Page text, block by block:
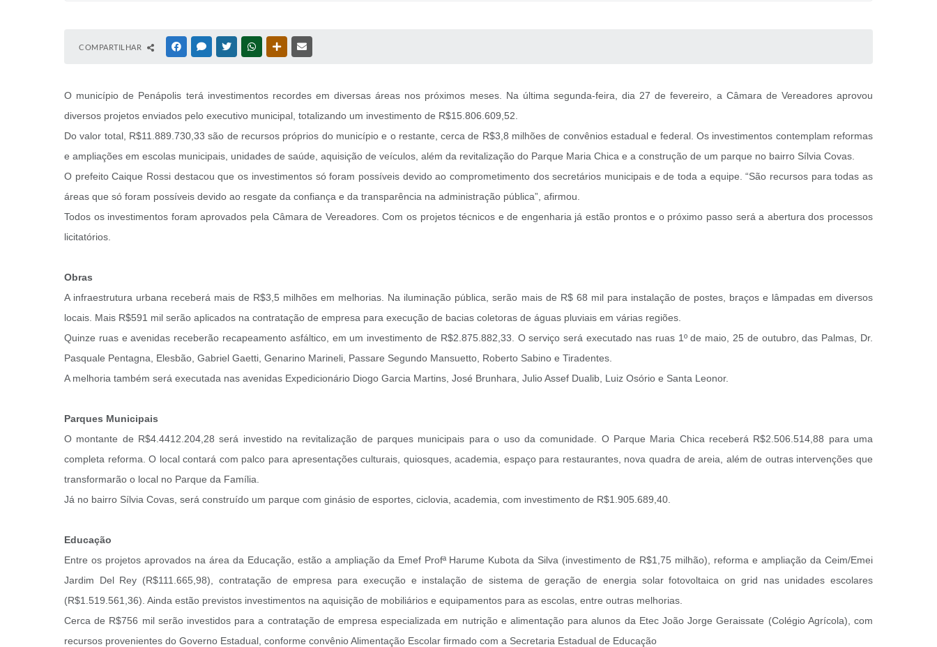
COMPARTILHAR FACEBOOKMESSENGER
TWITTERWHATSAPPOUTRAS MÍDIAS
O município de Penápolis terá investimentos recordes em diversas áreas nos próximos meses. Na última segunda-feira, dia 27 de fevereiro, a Câmara de Vereadores aprovou
diversos projetos enviados pelo executivo municipal, totalizando um investimento de R$15.806.609,52.
Do valor total, R$11.889.730,33 são de recursos próprios do município e o restante, cerca de R$3,8 milhões de convênios estadual e federal. Os investimentos contemplam reformas
e ampliações em escolas municipais, unidades de saúde, aquisição de veículos, além da revitalização do Parque Maria Chica e a construção de um parque no bairro Sílvia Covas.
O prefeito Caique Rossi destacou que os investimentos só foram possíveis devido ao comprometimento dos secretários municipais e de toda a equipe. “São recursos para todas as
áreas que só foram possíveis devido ao resgate da confiança e da transparência na administração pública”, afirmou.
Todos os investimentos foram aprovados pela Câmara de Vereadores. Com os projetos técnicos e de engenharia já estão prontos e o próximo passo será a abertura dos processos
licitatórios.
Obras
A infraestrutura urbana receberá mais de R$3,5 milhões em melhorias. Na iluminação pública, serão mais de R$ 68 mil para instalação de postes, braços e lâmpadas em diversos
locais. Mais R$591 mil serão aplicados na contratação de empresa para execução de bacias coletoras de águas pluviais em várias regiões.
Quinze ruas e avenidas receberão recapeamento asfáltico, em um investimento de R$2.875.882,33. O serviço será executado nas ruas 1º de maio, 25 de outubro, das Palmas, Dr.
Pasquale Pentagna, Elesbão, Gabriel Gaetti, Genarino Marineli, Passare Segundo Mansuetto, Roberto Sabino e Tiradentes.
A melhoria também será executada nas avenidas Expedicionário Diogo Garcia Martins, José Brunhara, Julio Assef Dualib, Luiz Osório e Santa Leonor.
Parques Municipais
O montante de R$4.4412.204,28 será investido na revitalização de parques municipais para o uso da comunidade. O Parque Maria Chica receberá R$2.506.514,88 para uma
completa reforma. O local contará com palco para apresentações culturais, quiosques, academia, espaço para restaurantes, nova quadra de areia, além de outras intervenções que
transformarão o local no Parque da Família.
Já no bairro Sílvia Covas, será construído um parque com ginásio de esportes, ciclovia, academia, com investimento de R$1.905.689,40.
Educação
Entre os projetos aprovados na área da Educação, estão a ampliação da Emef Profª Harume Kubota da Silva (investimento de R$1,75 milhão), reforma e ampliação da Ceim/Emei
Jardim Del Rey (R$111.665,98), contratação de empresa para execução e instalação de sistema de geração de energia solar fotovoltaica on grid nas unidades escolares
(R$1.519.561,36). Ainda estão previstos investimentos na aquisição de mobiliários e equipamentos para as escolas, entre outras melhorias.
Cerca de R$756 mil serão investidos para a contratação de empresa especializada em nutrição e alimentação para alunos da Etec João Jorge Geraissate (Colégio Agrícola), com
recursos provenientes do Governo Estadual, conforme convênio Alimentação Escolar firmado com a Secretaria Estadual de Educação